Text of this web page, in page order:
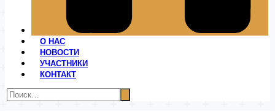
О НАС
НОВОСТИ
УЧАСТНИКИ
КОНТАКТ